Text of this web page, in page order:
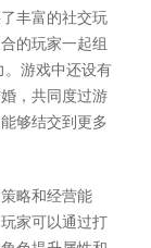
丰富的社交玩
的玩家一起组
。游戏中还设有
，共同度过游
够结交到更多
略和经营能
家可以通过打